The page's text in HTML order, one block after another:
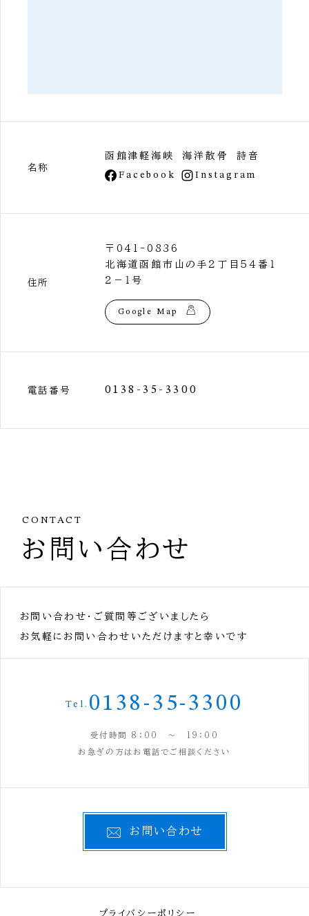
名称
函館津軽海峡 海洋散骨 詩音
Facebook
Instagram
住所
〒041-0836
北海道函館市山の手２丁目５４番１
２－１号
Google Map
電話番号 0138-35-3300
CONTACT
お問い合わせ
お問い合わせ・ご質問等ございましたら
お気軽にお問い合わせいただけますと幸いです
Tel. 0138-35-3300
受付時間 8：00 ～ 19：00
お急ぎの方はお電話でご相談ください
お問い合わせ
プライバシーポリシー